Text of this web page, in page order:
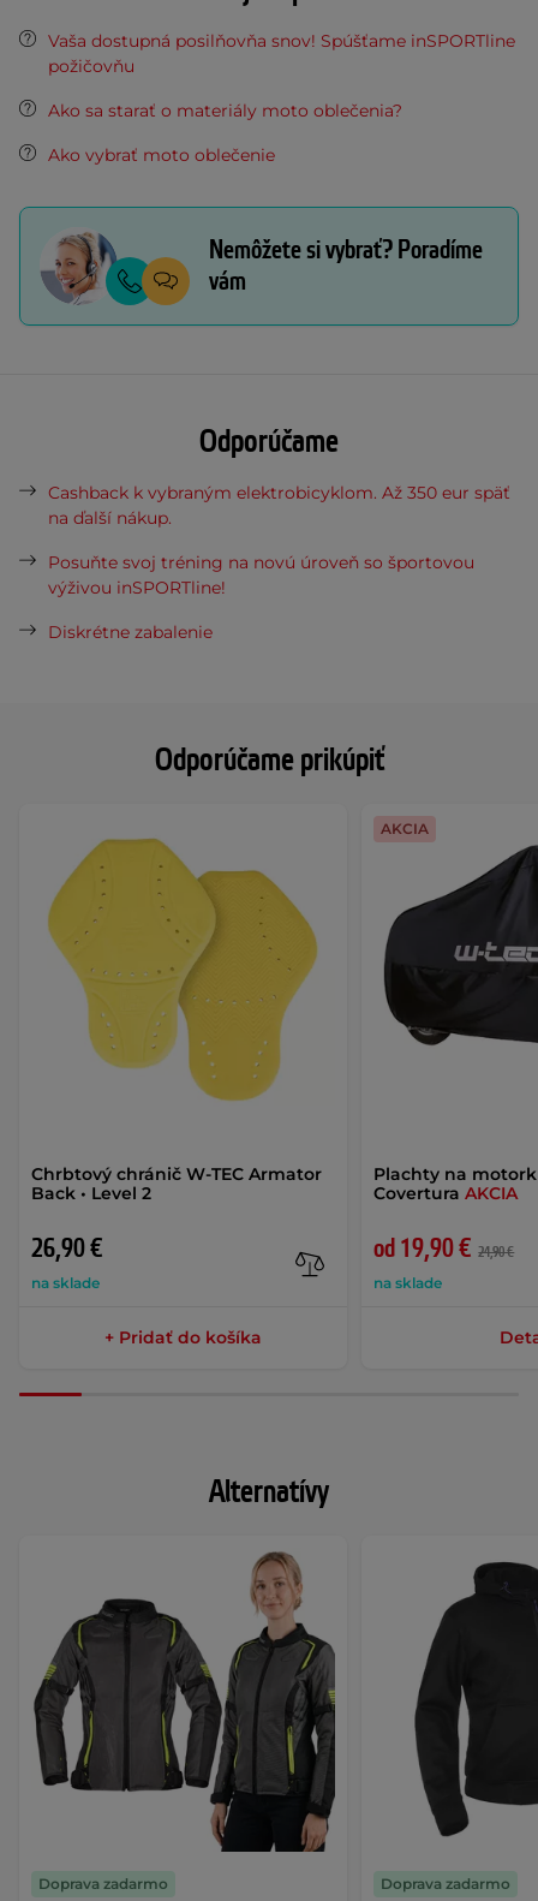
Odporúčame prikúpiť
Chrbtový chránič W-TEC Armator
Back • Level 2
26,90 €
na sklade
+ Pridať do košíka
Plachty na
CoverturaAKCIA
od 19,90 € 24,90 €
na sklade
AKCIA
Vaša dostupná posilňovňa snov! Spúšťame inSPORTline
požičovňu
Ako sa starať o materiály moto oblečenia?
Ako vybrať moto oblečenie
Nemôžete si vybrať? Poradíme
vám
Odporúčame
Cashback k vybraným elektrobicyklom. Až 350 eur späť
na ďalší nákup.
Posuňte svoj tréning na novú úroveň so športovou
výživou inSPORTline!
Diskrétne zabalenie
Alternatívy
Doprava zadarmo
Doprava zadarmo